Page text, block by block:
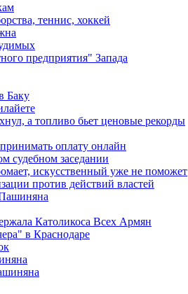
теннис, хоккей
предприятия" Запада
Баку
а топливо бьет ценовые рекорды
оплату онлайн
судебном заседании
искусственный уже не поможет
против действий властей
Католикоса Всех Армян
в Краснодаре